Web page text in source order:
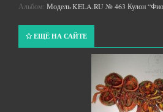
Альбом: Модель KELA.RU № 463 Кулон
ЕЩЁ НА САЙТЕ